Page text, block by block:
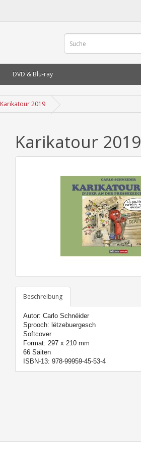
DVD & Blu-ray
Karikatour 2019
Karikatour 2019
Beschreibung
Autor: Carlo Schnéider
Sprooch: lëtzebuergesch
Softcover
Format: 297 x 210 mm
66 Säiten
ISBN-13: 978-99959-45-53-4